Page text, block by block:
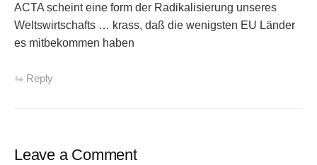
ACTA scheint eine form der Radikalisierung unseres
Weltswirtschafts … krass, daß die wenigsten EU Länder
es mitbekommen haben
Reply
Leave a Comment